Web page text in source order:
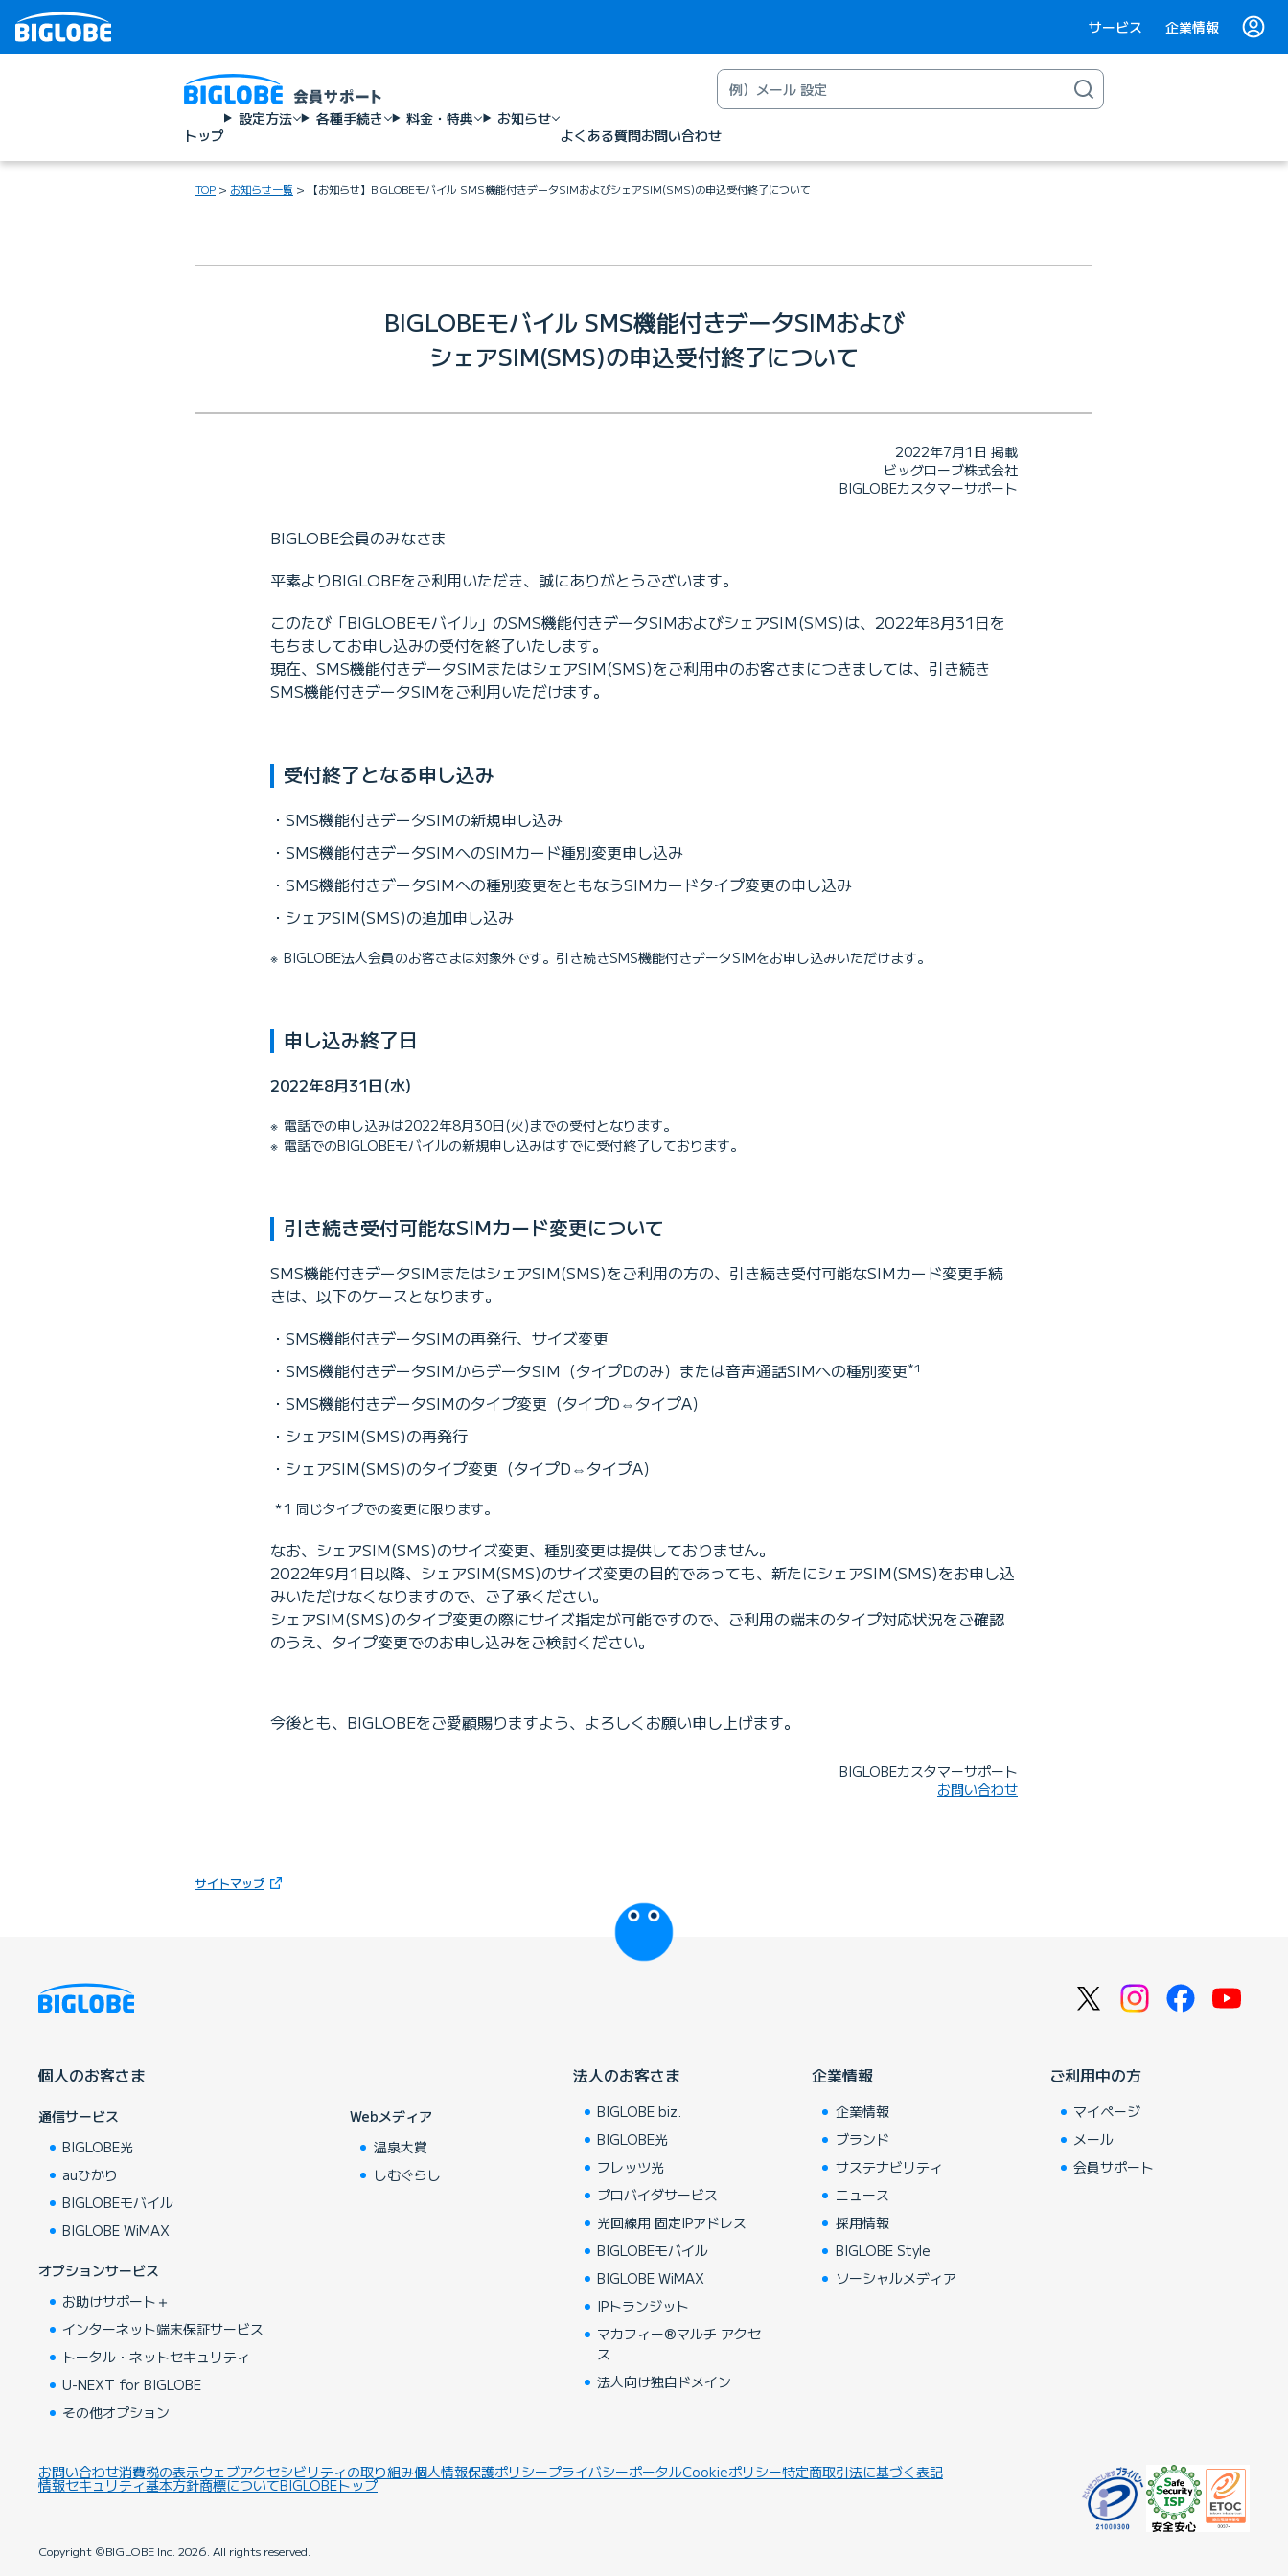
サービス 企業情報
トップ
設定方法 各種手続き 料金・特典
お知らせ
よくある質問お問い合わせ
TOP お知らせ一覧 【お知らせ】BIGLOBEモバイル SMS機能付きデータSIMおよびシェアSIM(SMS)の申込受付終了について
BIGLOBEモバイル SMS機能付きデータSIMおよび
シェアSIM(SMS)の申込受付終了について
2022年7月1日 掲載
ビッグローブ株式会社
BIGLOBEカスタマーサポート
BIGLOBE会員のみなさま
平素よりBIGLOBEをご利用いただき、誠にありがとうございます。
このたび「BIGLOBEモバイル」のSMS機能付きデータSIMおよびシェアSIM(SMS)は、2022年8月31日を
もちましてお申し込みの受付を終了いたします。
現在、SMS機能付きデータSIMまたはシェアSIM(SMS)をご利用中のお客さまにつきましては、引き続き
SMS機能付きデータSIMをご利用いただけます。
受付終了となる申し込み
SMS機能付きデータSIMの新規申し込み
SMS機能付きデータSIMへのSIMカード種別変更申し込み
SMS機能付きデータSIMへの種別変更をともなうSIMカードタイプ変更の申し込み
シェアSIM(SMS)の追加申し込み
BIGLOBE法人会員のお客さまは対象外です。引き続きSMS機能付きデータSIMをお申し込みいただけます。
申し込み終了日
2022年8月31日(水)
電話での申し込みは2022年8月30日(火)までの受付となります。
電話でのBIGLOBEモバイルの新規申し込みはすでに受付終了しております。
引き続き受付可能なSIMカード変更について
SMS機能付きデータSIMまたはシェアSIM(SMS)をご利用の方の、引き続き受付可能なSIMカード変更手続
きは、以下のケースとなります。
SMS機能付きデータSIMの再発行、サイズ変更
SMS機能付きデータSIMからデータSIM（タイプDのみ）または音声通話SIMへの種別変更*1
SMS機能付きデータSIMのタイプ変更（タイプD⇔タイプA）
シェアSIM(SMS)の再発行
シェアSIM(SMS)のタイプ変更（タイプD⇔タイプA）
1 同じタイプでの変更に限ります。
なお、シェアSIM(SMS)のサイズ変更、種別変更は提供しておりません。
2022年9月1日以降、シェアSIM(SMS)のサイズ変更の目的であっても、新たにシェアSIM(SMS)をお申し込
みいただけなくなりますので、ご了承ください。
シェアSIM(SMS)のタイプ変更の際にサイズ指定が可能ですので、ご利用の端末のタイプ対応状況をご確認
のうえ、タイプ変更でのお申し込みをご検討ください。
今後とも、BIGLOBEをご愛顧賜りますよう、よろしくお願い申し上げます。
BIGLOBEカスタマーサポート
お問い合わせ
サイトマップ（新しいタブで開きます）
びっぷるのページ
個人のお客さま
通信サービス
BIGLOBE光
auひかり
BIGLOBEモバイル
BIGLOBE WiMAX
オプションサービス
お助けサポート＋
インターネット端末保証サービス
トータル・ネットセキュリティ
U-NEXT for BIGLOBE
その他オプション
Webメディア
温泉大賞
しむぐらし
法人のお客さま
BIGLOBE biz.
BIGLOBE光
フレッツ光
プロバイダサービス
光回線用 固定IPアドレス
BIGLOBEモバイル
BIGLOBE WiMAX
IPトランジット
マカフィー®マルチ アクセ
ス
法人向け独自ドメイン
企業情報
企業情報
ブランド
サステナビリティ
ニュース
採用情報
BIGLOBE Style
ソーシャルメディア
ご利用中の方
マイページ
メール
会員サポート
お問い合わせ消費税の表示ウェブアクセシビリティの取り組み個人情報保護ポリシープライバシーポータルCookieポリシー特定商取引法に基づく表記
情報セキュリティ基本方針商標についてBIGLOBEトップ
Copyright ©BIGLOBE Inc. 2026. All rights reserved.